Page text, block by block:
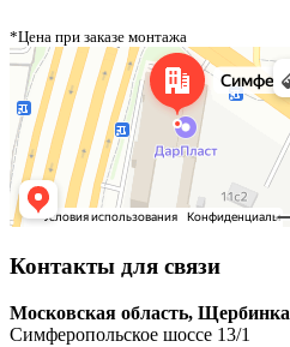
*Цена при заказе монтажа
Контакты для связи
Московская область, Щербинка
Симферопольское шоссе 13/1